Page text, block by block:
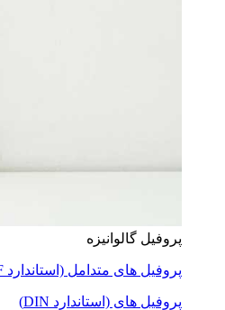
پروفیل گالوانیزه
پروفیل های متدامل (استاندارد NF)
پروفیل های (استاندارد DIN)